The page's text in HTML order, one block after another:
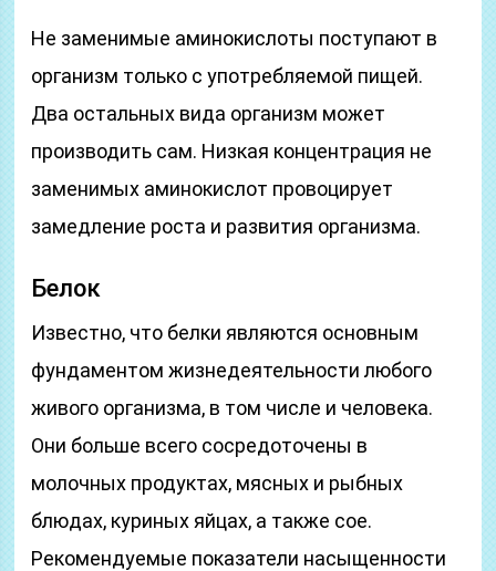
Не заменимые аминокислоты поступают в
организм только с употребляемой пищей.
Два остальных вида организм может
производить сам. Низкая концентрация не
заменимых аминокислот провоцирует
замедление роста и развития организма.
Белок
Известно, что белки являются основным
фундаментом жизнедеятельности любого
живого организма, в том числе и человека.
Они больше всего сосредоточены в
молочных продуктах, мясных и рыбных
блюдах, куриных яйцах, а также сое.
Рекомендуемые показатели насыщенности